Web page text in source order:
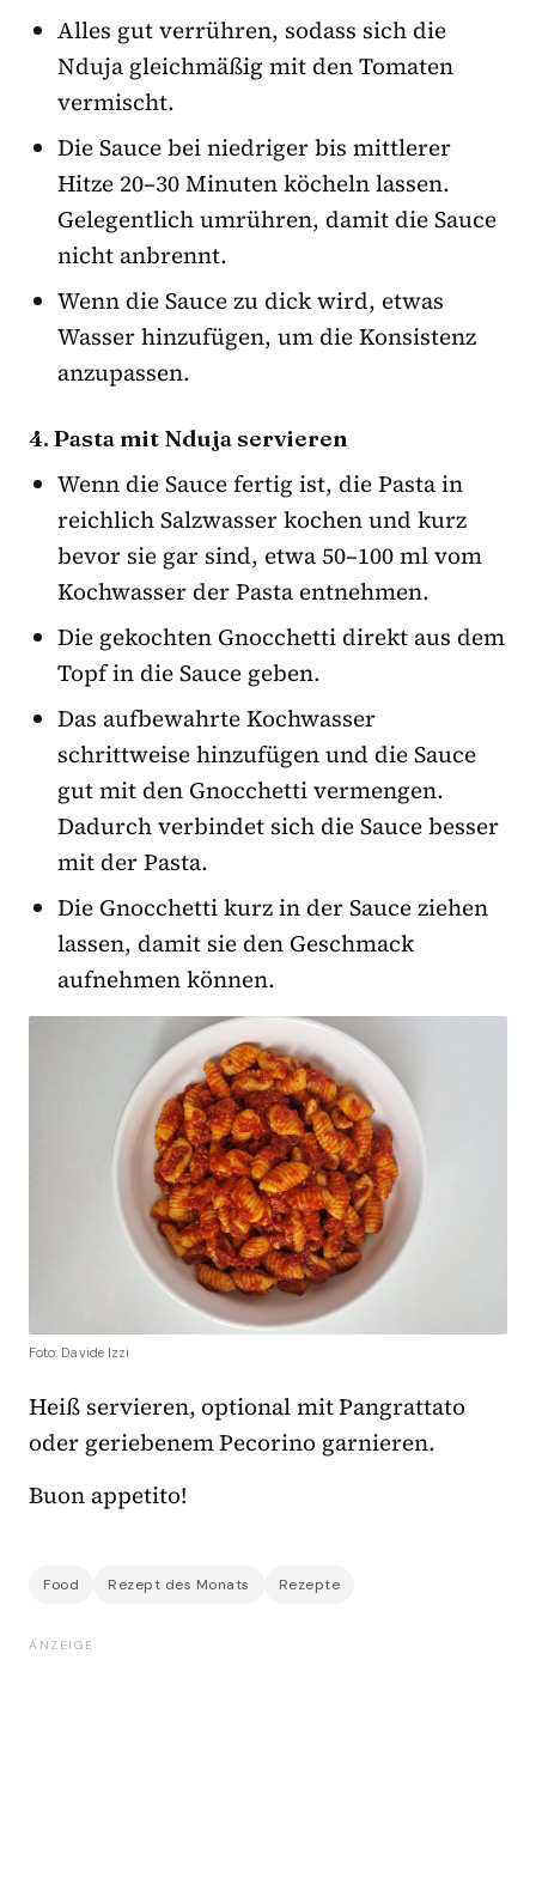
Alles gut verrühren, sodass sich die
Nduja gleichmäßig mit den Tomaten
vermischt.
Die Sauce bei niedriger bis mittlerer
Hitze 20–30 Minuten köcheln lassen.
Gelegentlich umrühren, damit die Sauce
nicht anbrennt.
Wenn die Sauce zu dick wird, etwas
Wasser hinzufügen, um die Konsistenz
anzupassen.
4. Pasta mit Nduja servieren
Wenn die Sauce fertig ist, die Pasta in
reichlich Salzwasser kochen und kurz
bevor sie gar sind, etwa 50–100 ml vom
Kochwasser der Pasta entnehmen.
Die gekochten Gnocchetti direkt aus dem
Topf in die Sauce geben.
Das aufbewahrte Kochwasser
schrittweise hinzufügen und die Sauce
gut mit den Gnocchetti vermengen.
Dadurch verbindet sich die Sauce besser
mit der Pasta.
Die Gnocchetti kurz in der Sauce ziehen
lassen, damit sie den Geschmack
aufnehmen können.
Foto: Davide Izzi
Heiß servieren, optional mit Pangrattato
oder geriebenem Pecorino garnieren.
Buon appetito!
Food Rezept des Monats Rezepte
ANZEIGE